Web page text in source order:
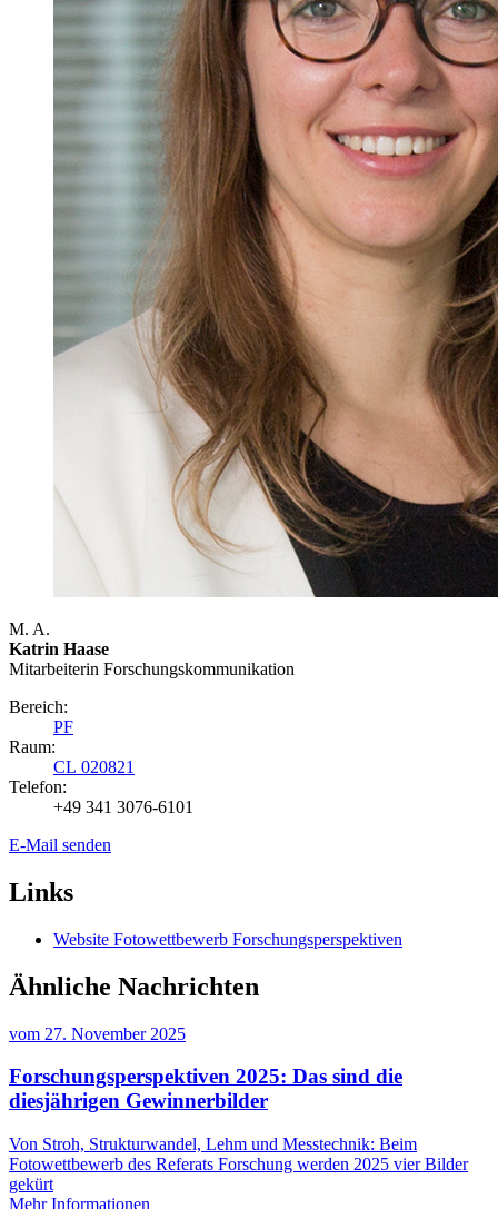
M. A.
Katrin Haase
Mitarbeiterin Forschungs­kommunikation
Bereich:
PF
Raum:
CL 020821
Telefon:
+49 341 3076-6101
E-Mail senden
Links
Website Fotowettbewerb Forschungsperspektiven
Ähnliche Nachrichten
vom 27. November 2025
Forschungsperspektiven 2025: Das sind die
diesjährigen Gewinnerbilder
Von Stroh, Strukturwandel, Lehm und Messtechnik: Beim
Fotowettbewerb des Referats Forschung werden 2025 vier Bilder
gekürt
Mehr Informationen